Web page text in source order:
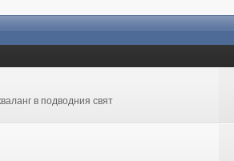
в подводния свят